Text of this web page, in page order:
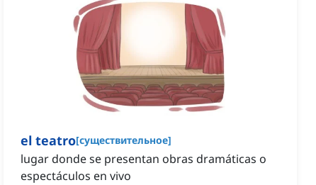
el teatro[существительное]
lugar donde se presentan obras dramáticas o
espectáculos en vivo